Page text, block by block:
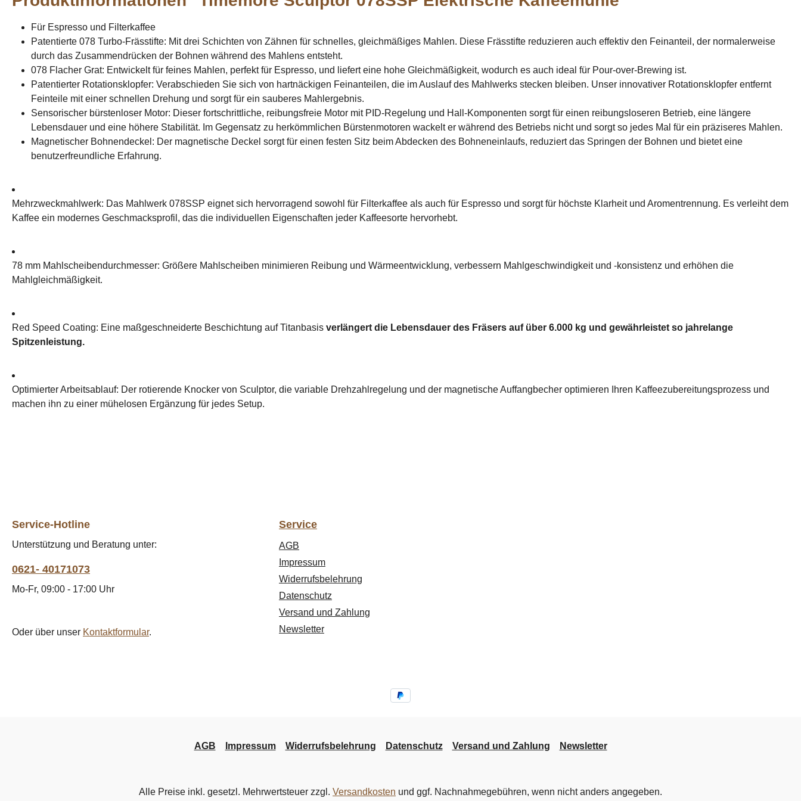
Für Espresso und Filterkaffee
Patentierte 078 Turbo-Frässtifte: Mit drei Schichten von Zähnen für schnelles, gleichmäßiges Mahlen. Diese Frässtifte reduzieren auch effektiv den Feinanteil, der normalerweise
durch das Zusammendrücken der Bohnen während des Mahlens entsteht.
078 Flacher Grat: Entwickelt für feines Mahlen, perfekt für Espresso, und liefert eine hohe Gleichmäßigkeit, wodurch es auch ideal für Pour-over-Brewing ist.
Patentierter Rotationsklopfer: Verabschieden Sie sich von hartnäckigen Feinanteilen, die im Auslauf des Mahlwerks stecken bleiben. Unser innovativer Rotationsklopfer entfernt
Feinteile mit einer schnellen Drehung und sorgt für ein sauberes Mahlergebnis.
Sensorischer bürstenloser Motor: Dieser fortschrittliche, reibungsfreie Motor mit PID-Regelung und Hall-Komponenten sorgt für einen reibungsloseren Betrieb, eine längere
Lebensdauer und eine höhere Stabilität. Im Gegensatz zu herkömmlichen Bürstenmotoren wackelt er während des Betriebs nicht und sorgt so jedes Mal für ein präziseres Mahlen.
Magnetischer Bohnendeckel: Der magnetische Deckel sorgt für einen festen Sitz beim Abdecken des Bohneneinlaufs, reduziert das Springen der Bohnen und bietet eine
benutzerfreundliche Erfahrung.
Mehrzweckmahlwerk: Das Mahlwerk 078SSP eignet sich hervorragend sowohl für Filterkaffee als auch für Espresso und sorgt für höchste Klarheit und Aromentrennung. Es verleiht dem
Kaffee ein modernes Geschmacksprofil, das die individuellen Eigenschaften jeder Kaffeesorte hervorhebt.
78 mm Mahlscheibendurchmesser: Größere Mahlscheiben minimieren Reibung und Wärmeentwicklung, verbessern Mahlgeschwindigkeit und -konsistenz und erhöhen die
Mahlgleichmäßigkeit.
Red Speed ​​Coating: Eine maßgeschneiderte Beschichtung auf Titanbasis verlängert die Lebensdauer des Fräsers auf über 6.000 kg und gewährleistet so jahrelange
Spitzenleistung.
Optimierter Arbeitsablauf: Der rotierende Knocker von Sculptor, die variable Drehzahlregelung und der magnetische Auffangbecher optimieren Ihren Kaffeezubereitungsprozess und
machen ihn zu einer mühelosen Ergänzung für jedes Setup.
Service-Hotline
Unterstützung und Beratung unter:
0621- 40171073
Mo-Fr, 09:00 - 17:00 Uhr
Oder über unser Kontaktformular.
Service
AGB
Impressum
Widerrufsbelehrung
Datenschutz
Versand und Zahlung
Newsletter
AGB Impressum Widerrufsbelehrung Datenschutz Versand und Zahlung Newsletter
Alle Preise inkl. gesetzl. Mehrwertsteuer zzgl. Versandkosten und ggf. Nachnahmegebühren, wenn nicht anders angegeben.